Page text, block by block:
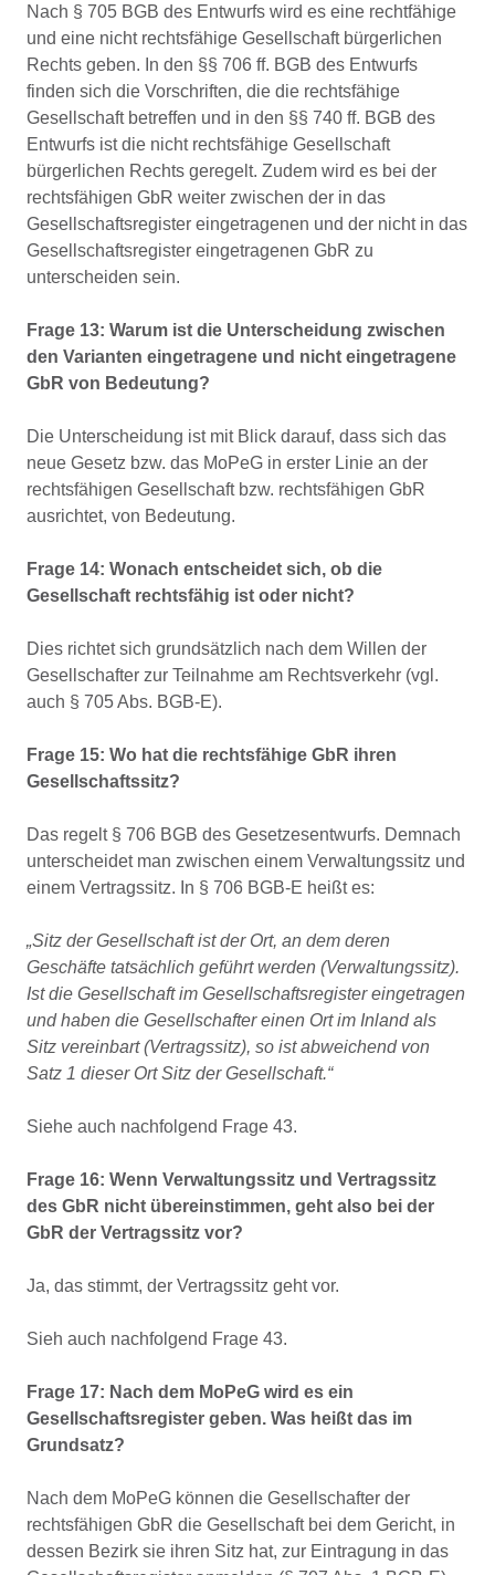
Nach § 705 BGB des Entwurfs wird es eine rechtfähige
und eine nicht rechtsfähige Gesellschaft bürgerlichen
Rechts geben. In den §§ 706 ff. BGB des Entwurfs
finden sich die Vorschriften, die die rechtsfähige
Gesellschaft betreffen und in den §§ 740 ff. BGB des
Entwurfs ist die nicht rechtsfähige Gesellschaft
bürgerlichen Rechts geregelt. Zudem wird es bei der
rechtsfähigen GbR weiter zwischen der in das
Gesellschaftsregister eingetragenen und der nicht in das
Gesellschaftsregister eingetragenen GbR zu
unterscheiden sein.
Frage 13: Warum ist die Unterscheidung zwischen
den Varianten eingetragene und nicht eingetragene
GbR von Bedeutung?
Die Unterscheidung ist mit Blick darauf, dass sich das
neue Gesetz bzw. das MoPeG in erster Linie an der
rechtsfähigen Gesellschaft bzw. rechtsfähigen GbR
ausrichtet, von Bedeutung.
Frage 14: Wonach entscheidet sich, ob die
Gesellschaft rechtsfähig ist oder nicht?
Dies richtet sich grundsätzlich nach dem Willen der
Gesellschafter zur Teilnahme am Rechtsverkehr (vgl.
auch § 705 Abs. BGB-E).
Frage 15: Wo hat die rechtsfähige GbR ihren
Gesellschaftssitz?
Das regelt § 706 BGB des Gesetzesentwurfs. Demnach
unterscheidet man zwischen einem Verwaltungssitz und
einem Vertragssitz. In § 706 BGB-E heißt es:
„Sitz der Gesellschaft ist der Ort, an dem deren
Geschäfte tatsächlich geführt werden (Verwaltungssitz).
Ist die Gesellschaft im Gesellschaftsregister eingetragen
und haben die Gesellschafter einen Ort im Inland als
Sitz vereinbart (Vertragssitz), so ist abweichend von
Satz 1 dieser Ort Sitz der Gesellschaft.“
Siehe auch nachfolgend Frage 43.
Frage 16: Wenn Verwaltungssitz und Vertragssitz
des GbR nicht übereinstimmen, geht also bei der
GbR der Vertragssitz vor?
Ja, das stimmt, der Vertragssitz geht vor.
Sieh auch nachfolgend Frage 43.
Frage 17: Nach dem MoPeG wird es ein
Gesellschaftsregister geben. Was heißt das im
Grundsatz?
Nach dem MoPeG können die Gesellschafter der
rechtsfähigen GbR die Gesellschaft bei dem Gericht, in
dessen Bezirk sie ihren Sitz hat, zur Eintragung in das